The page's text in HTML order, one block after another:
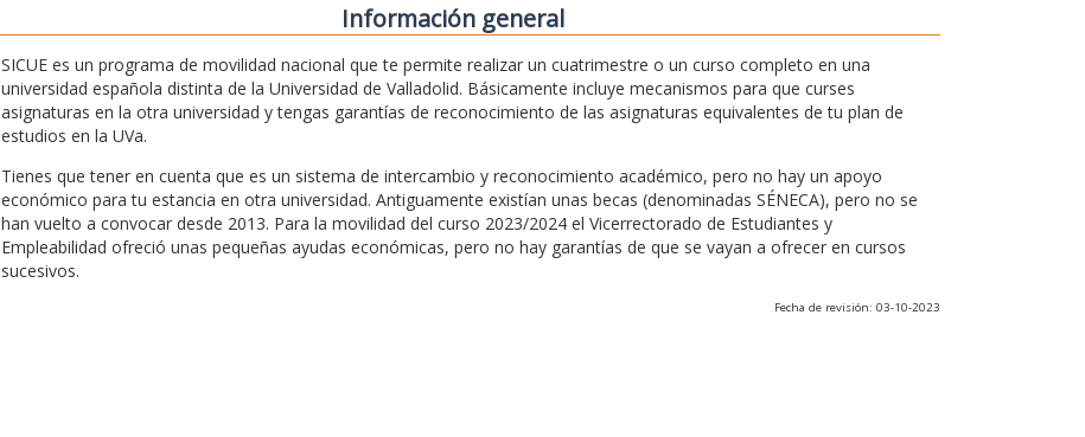
Información general
SICUE es un programa de movilidad nacional que te permite realizar un cuatrimestre o un curso completo en una
universidad española distinta de la Universidad de Valladolid. Básicamente incluye mecanismos para que curses
asignaturas en la otra universidad y tengas garantías de reconocimiento de las asignaturas equivalentes de tu plan de
estudios en la UVa.
Tienes que tener en cuenta que es un sistema de intercambio y reconocimiento académico, pero no hay un apoyo
económico para tu estancia en otra universidad. Antiguamente existían unas becas (denominadas SÉNECA), pero no se
han vuelto a convocar desde 2013. Para la movilidad del curso 2023/2024 el Vicerrectorado de Estudiantes y
Empleabilidad ofreció unas pequeñas ayudas económicas, pero no hay garantías de que se vayan a ofrecer en cursos
sucesivos.
Fecha de revisión: 03-10-2023